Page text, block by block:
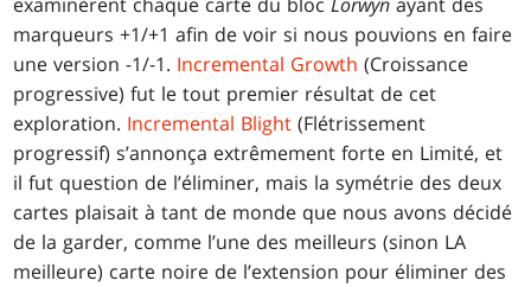
marqueurs +1/+1 afin de voir si nous pouvions en faire
une version -1/-1. Incremental Growth (Croissance
progressive) fut le tout premier résultat de cet
exploration. Incremental Blight (Flétrissement
progressif) s’annonça extrêmement forte en Limité, et
il fut question de l’éliminer, mais la symétrie des deux
cartes plaisait à tant de monde que nous avons décidé
de la garder, comme l’une des meilleurs (sinon LA
meilleure) carte noire de l’extension pour éliminer des